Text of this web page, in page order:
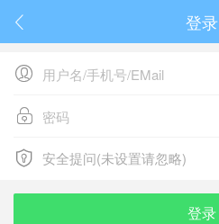
 登录


 安全提问(未设置请忽略)
安全提问(未设置请忽略)
登录